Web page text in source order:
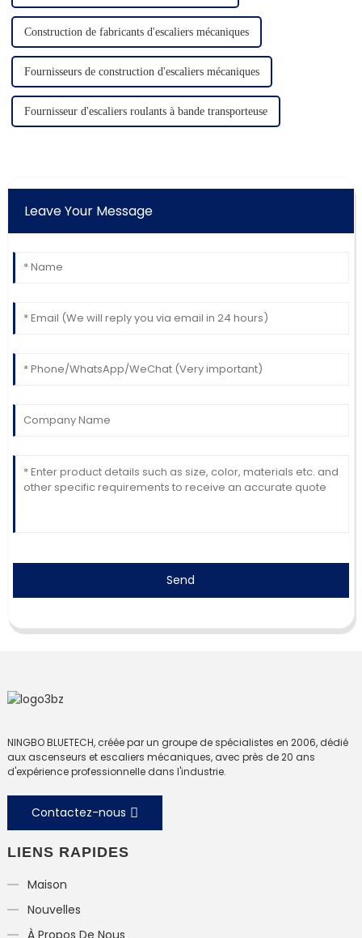
Construction de fabricants d'escaliers mécaniques
Fournisseurs de construction d'escaliers mécaniques
Fournisseur d'escaliers roulants à bande transporteuse
Leave Your Message
Send
NINGBO BLUETECH, créée par un groupe de spécialistes en 2006, dédié
aux ascenseurs et escaliers mécaniques, avec près de 20 ans
d'expérience professionnelle dans l'industrie.
Contactez-nous
LIENS RAPIDES
Maison
Nouvelles
À Propos De Nous